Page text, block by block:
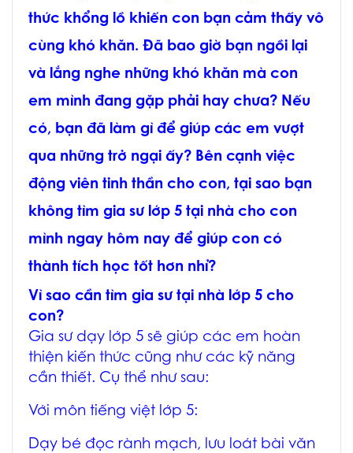
thức khổng lồ khiến con bạn cảm thấy vô
cùng khó khăn. Đã bao giờ bạn ngồi lại
và lắng nghe những khó khăn mà con
em mình đang gặp phải hay chưa? Nếu
có, bạn đã làm gì để giúp các em vượt
qua những trở ngại ấy? Bên cạnh việc
động viên tinh thần cho con, tại sao bạn
không tìm gia sư lớp 5 tại nhà cho con
mình ngay hôm nay để giúp con có
thành tích học tốt hơn nhỉ?
Vì sao cần tìm gia sư tại nhà lớp 5 cho
con?
Gia sư dạy lớp 5 sẽ giúp các em hoàn
thiện kiến thức cũng như các kỹ năng
cần thiết. Cụ thể như sau:
Với môn tiếng việt lớp 5:
Dạy bé đọc rành mạch, lưu loát bài văn